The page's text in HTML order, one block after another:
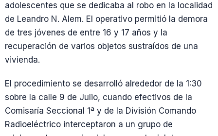
adolescentes que se dedicaba al robo en la localidad
de Leandro N. Alem. El operativo permitió la demora
de tres jóvenes de entre 16 y 17 años y la
recuperación de varios objetos sustraídos de una
vivienda.
El procedimiento se desarrolló alrededor de la 1:30
sobre la calle 9 de Julio, cuando efectivos de la
Comisaría Seccional 1ª y de la División Comando
Radioeléctrico interceptaron a un grupo de